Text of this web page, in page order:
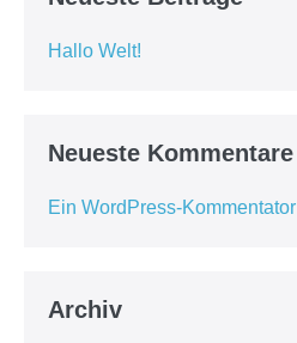
Hallo Welt!
Neueste Kommentare
Ein WordPress-Kommentator
Archiv